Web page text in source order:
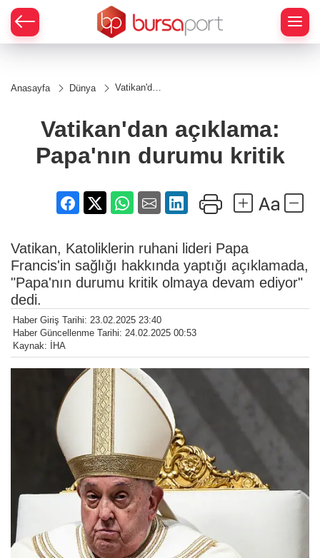
Anasayfa Dünya
Vatikan'dan
durumu
kritik
Vatikan'dan açıklama:
Papa'nın durumu kritik
Vatikan, Katoliklerin ruhani lideri Papa
Francis'in sağlığı hakkında yaptığı açıklamada,
"Papa'nın durumu kritik olmaya devam ediyor"
dedi.
Haber Giriş Tarihi: 23.02.2025 23:40
Haber Güncellenme Tarihi: 24.02.2025 00:53
Kaynak: İHA